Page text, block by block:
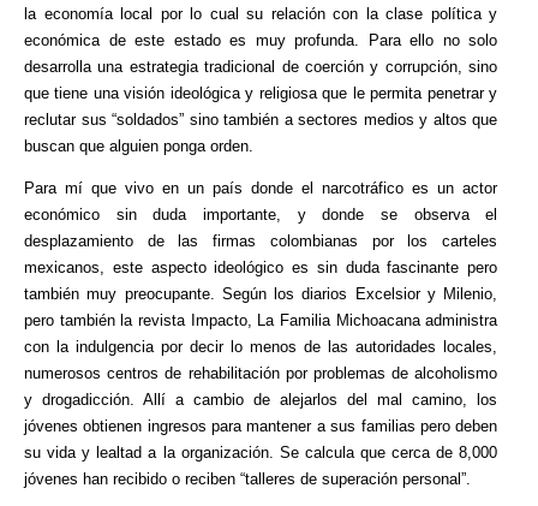
la economía local por lo cual su relación con la clase política y
económica de este estado es muy profunda. Para ello no solo
desarrolla una estrategia tradicional de coerción y corrupción, sino
que tiene una visión ideológica y religiosa que le permita penetrar y
reclutar sus “soldados” sino también a sectores medios y altos que
buscan que alguien ponga orden.
Para mí que vivo en un país donde el narcotráfico es un actor
económico sin duda importante, y donde se observa el
desplazamiento de las firmas colombianas por los carteles
mexicanos, este aspecto ideológico es sin duda fascinante pero
también muy preocupante. Según los diarios Excelsior y Milenio,
pero también la revista Impacto, La Familia Michoacana administra
con la indulgencia por decir lo menos de las autoridades locales,
numerosos centros de rehabilitación por problemas de alcoholismo
y drogadicción. Allí a cambio de alejarlos del mal camino, los
jóvenes obtienen ingresos para mantener a sus familias pero deben
su vida y lealtad a la organización. Se calcula que cerca de 8,000
jóvenes han recibido o reciben “talleres de superación personal”.